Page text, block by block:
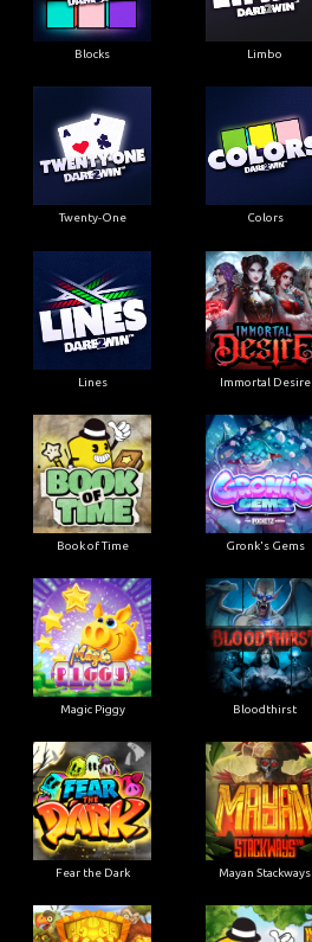
Blocks Limbo
Twenty-One Colors
Lines Immortal Desire
Book of Time Gronk's Gems
Magic Piggy Bloodthirst
Fear the Dark Mayan Stackways